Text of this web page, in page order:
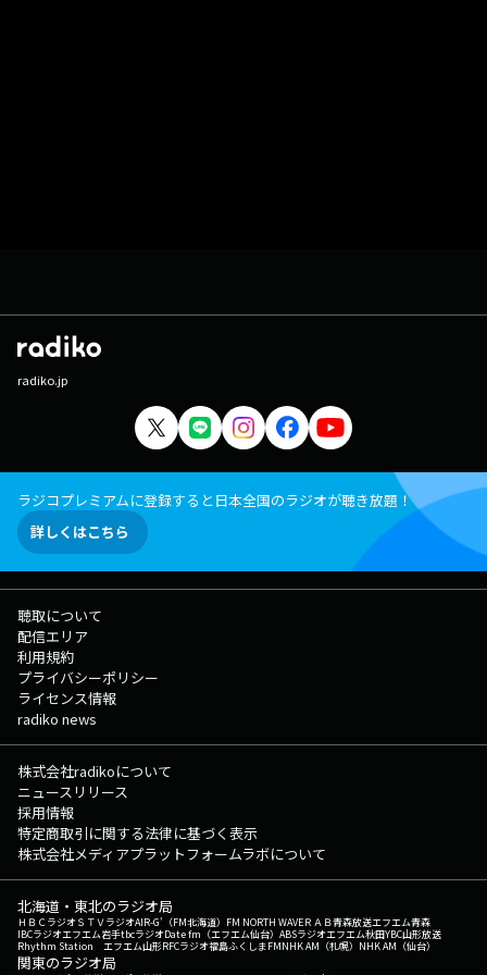
radiko.jp
ラジコプレミアムに登録すると日本全国のラジオが聴き放題！
詳しくはこちら
聴取について
配信エリア
利用規約
プライバシーポリシー
ライセンス情報
radiko news
株式会社radikoについて
ニュースリリース
採用情報
特定商取引に関する法律に基づく表示
株式会社メディアプラットフォームラボについて
北海道・東北のラジオ局
ＨＢＣラジオＳＴＶラジオAIR-G'（FM北海道） FM NORTH WAVEＲＡＢ青森放送エフエム青森
IBCラジオエフエム岩手tbcラジオDate fm（エフエム仙台） ABSラジオエフエム秋田YBC山形放送
Rhythm Station エフエム山形RFCラジオ福島ふくしまFMNHK AM（札幌） NHK AM（仙台）
関東のラジオ局